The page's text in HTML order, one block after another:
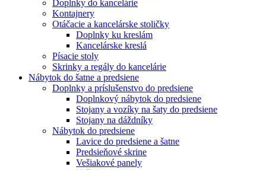
Doplnky do kancelárie
Kontajnery
Otáčacie a kancelárske stoličky
Doplnky ku kreslám
Kancelárske kreslá
Písacie stoly
Skrinky a regály do kancelárie
Nábytok do šatne a predsiene
Doplnky a príslušenstvo do predsiene
Doplnkový nábytok do predsiene
Stojany a vozíky na šaty do predsiene
Stojany na dáždníky
Nábytok do predsiene
Lavice do predsiene a šatne
Predsieňové skrine
Vešiakové panely